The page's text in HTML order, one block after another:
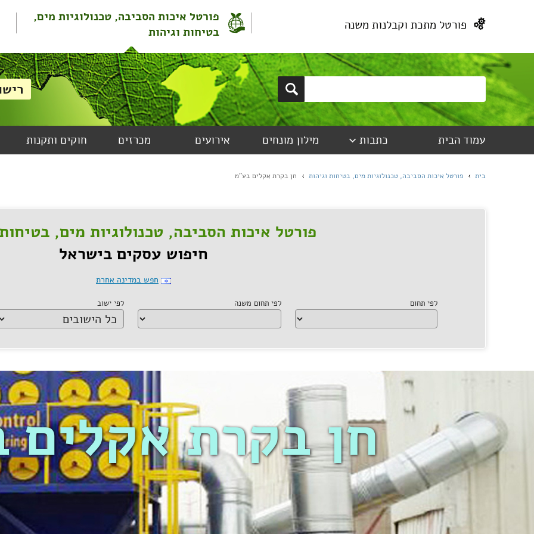
פורטל מתכת וקבלנות משנה
פורטל איכות הסביבה, טכנולוגיות מים,
בטיחות וגיהות
עמוד הבית כתבות מילון מונחים אירועים מכרזים חוקים ותקנות
בית פורטל איכות הסביבה, טכנולוגיות מים, בטיחות וגיהות חן בקרת אקלים בע"מ
פורטל איכות הסביבה, טכנולוגיות מים,
חיפוש עסקים בישראל
חפש במדינה אחרת
לפי תחום לפי תחום משנה לפי ישוב
חן בקרת